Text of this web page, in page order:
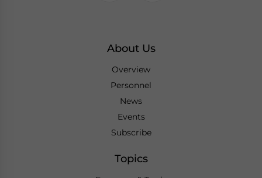
About Us
Overview
Personnel
News
Events
Subscribe
Topics